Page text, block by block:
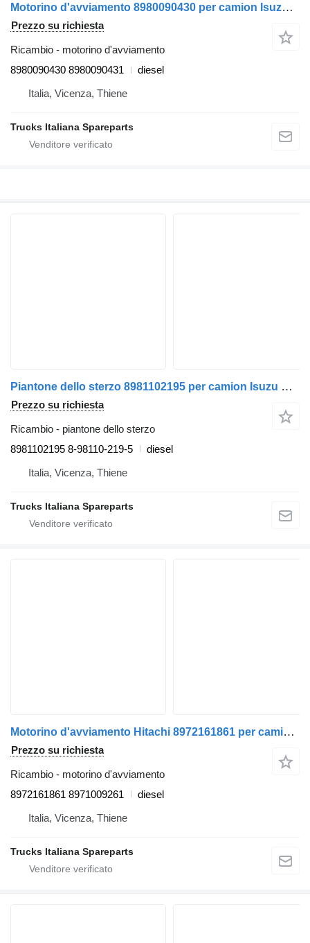
Motorino d'avviamento 8980090430 per camion Isuzu NPR
Prezzo su richiesta
Ricambio - motorino d'avviamento
8980090430 8980090431
diesel
Italia, Vicenza, Thiene
Trucks Italiana Spareparts
Piantone dello sterzo 8981102195 per camion Isuzu N2R
Prezzo su richiesta
Ricambio - piantone dello sterzo
8981102195 8-98110-219-5
diesel
Italia, Vicenza, Thiene
Trucks Italiana Spareparts
Motorino d'avviamento Hitachi 8972161861 per camion Isuzu NQR
Prezzo su richiesta
Ricambio - motorino d'avviamento
8972161861 8971009261
diesel
Italia, Vicenza, Thiene
Trucks Italiana Spareparts